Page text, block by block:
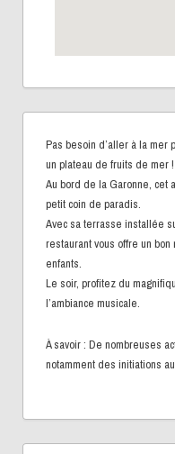
Pas besoin d’aller à la mer
un plateau de fruits de mer !
Au bord de la Garonne, cet
petit coin de paradis.
Avec sa terrasse installée
restaurant vous offre un
enfants.
Le soir, profitez du
l’ambiance musicale.
À savoir : De nombreuses
notamment des initiations